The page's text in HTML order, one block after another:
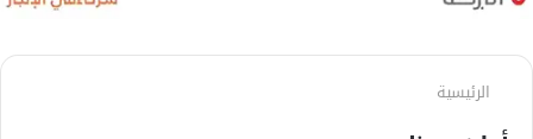
الرئيسية